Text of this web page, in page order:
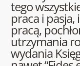
tego
praca i pasja,
pracą,
utrzymania
wydania